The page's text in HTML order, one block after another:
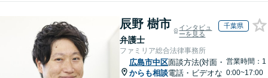
辰野 樹市
弁護士
インタビュ
ーを見る
千葉県
ファミリア総合法律事務所
広島市中区
からも相談
面談方法(対面・
電話・ビデオな
営業時間：1
0:00~17:00